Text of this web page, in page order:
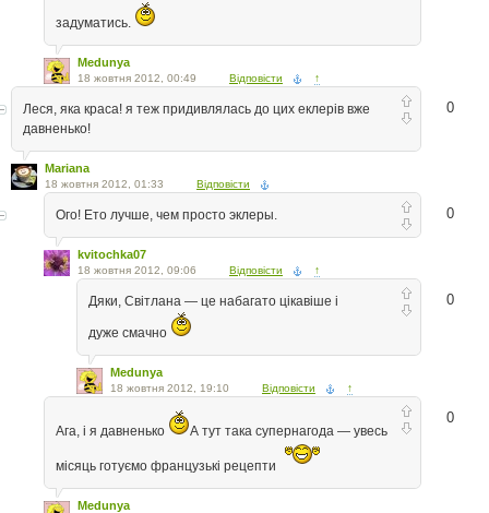
задуматись.
Medunya
18 жовтня 2012, 00:49 Відповісти ↑
0
Леся, яка краса! я теж придивлялась до цих еклерів вже
давненько!
Mariana
18 жовтня 2012, 01:33 Відповісти
0
Ого! Ето лучше, чем просто эклеры.
kvitochka07
18 жовтня 2012, 09:06 Відповісти ↑
0
Дяки, Світлана — це набагато цікавіше і
дуже смачно
Medunya
18 жовтня 2012, 19:10 Відповісти ↑
0
Ага, і я давненько А тут така супернагода — увесь
місяць готуємо французькі рецепти
Medunya